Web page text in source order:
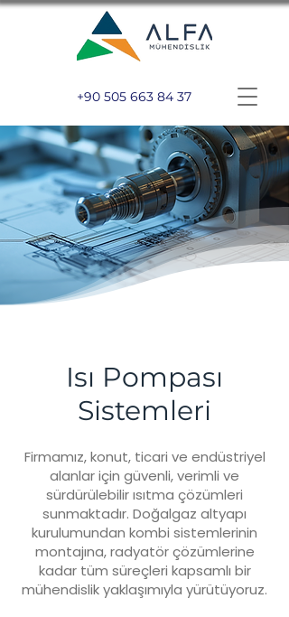
+90 505 663 84 37
Isı Pompası
Sistemleri
Firmamız, konut, ticari ve endüstriyel
alanlar için güvenli, verimli ve
sürdürülebilir ısıtma çözümleri
sunmaktadır. Doğalgaz altyapı
kurulumundan kombi sistemlerinin
montajına, radyatör çözümlerine
kadar tüm süreçleri kapsamlı bir
mühendislik yaklaşımıyla yürütüyoruz.